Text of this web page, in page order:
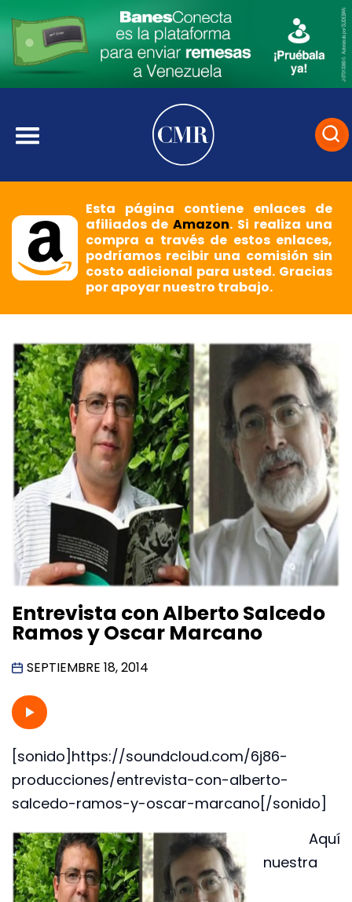
Esta página contiene enlaces de
afiliados deAmazon. Si realiza una
compra a través de estos enlaces,
podríamos recibir una comisión sin
costo adicional para usted. Gracias
por apoyar nuestro trabajo.
Entrevista con Alberto Salcedo
Ramos y Oscar Marcano
SEPTIEMBRE 18, 2014
[sonido]https://soundcloud.com/6j86-
producciones/entrevista-con-alberto-
salcedo-ramos-y-oscar-marcano[/sonido]
Aquí
nuestra